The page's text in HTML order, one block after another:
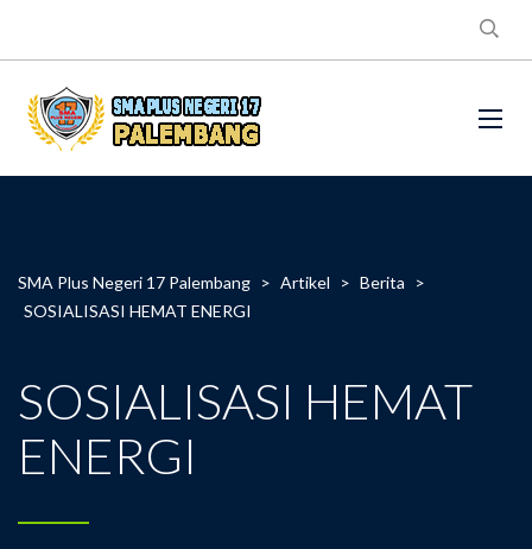
SMA Plus Negeri 17 Palembang > Artikel > Berita
>
SOSIALISASI HEMAT ENERGI
SOSIALISASI HEMAT
ENERGI